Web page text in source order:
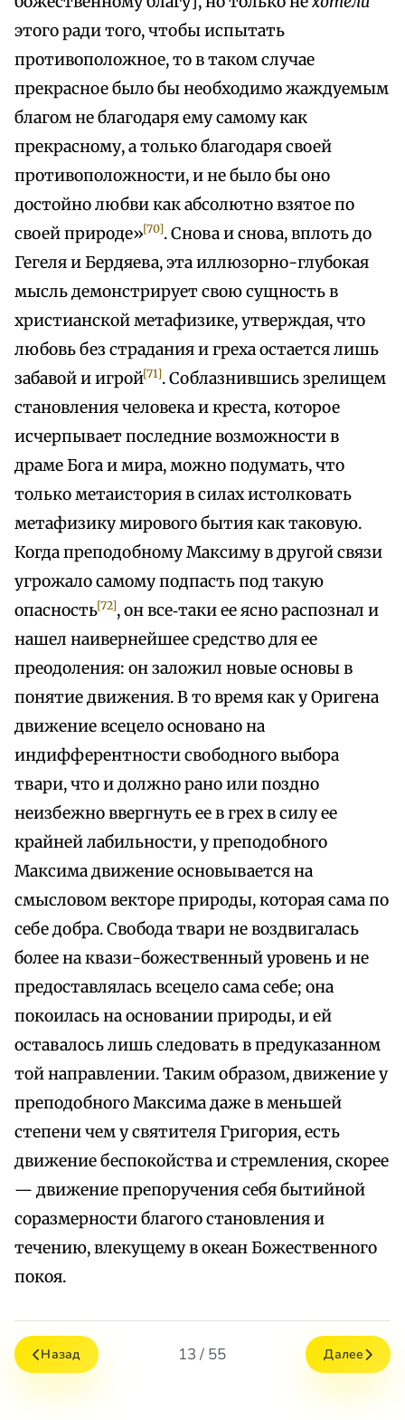
этого ради того, чтобы испытать
противоположное, то в таком случае
прекрасное было бы необходимо жаждуемым
благом не благодаря ему самому как
прекрасному, а только благодаря своей
противоположности, и не было бы оно
достойно любви как абсолютно взятое по
своей природе»[70]. Снова и снова, вплоть до
Гегеля и Бердяева, эта иллюзорно-глубокая
мысль демонстрирует свою сущность в
христианской метафизике, утверждая, что
любовь без страдания и греха остается лишь
забавой и игрой[71]. Соблазнившись зрелищем
становления человека и креста, которое
исчерпывает последние возможности в
драме Бога и мира, можно подумать, что
только метаистория в силах истолковать
метафизику мирового бытия как таковую.
Когда преподобному Максиму в другой связи
угрожало самому подпасть под такую
опасность[72], он все‑таки ее ясно распознал и
нашел наивернейшее средство для ее
преодоления: он заложил новые основы в
понятие движения. В то время как у Оригена
движение всецело основано на
индифферентности свободного выбора
твари, что и должно рано или поздно
неизбежно ввергнуть ее в грех в силу ее
крайней лабильности, у преподобного
Максима движение основывается на
смысловом векторе природы, которая сама по
себе добра. Свобода твари не воздвигалась
более на квази-божественный уровень и не
предоставлялась всецело сама себе; она
покоилась на основании природы, и ей
оставалось лишь следовать в предуказанном
той направлении. Таким образом, движение у
преподобного Максима даже в меньшей
степени чем у святителя Григория, есть
движение беспокойства и стремления, скорее
— движение препоручения себя бытийной
соразмерности благого становления и
течению, влекущему в океан Божественного
покоя.
Назад 13 / 55 Далее